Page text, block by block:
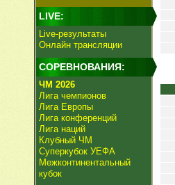
LIVE:
Live-результаты
Онлайн трансляции
СОРЕВНОВАНИЯ:
ЧМ 2026
Лига чемпионов
Лига Европы
Лига конференций
Лига наций
Клубный ЧМ
Суперкубок УЕФА
Межконтинентальный
кубок